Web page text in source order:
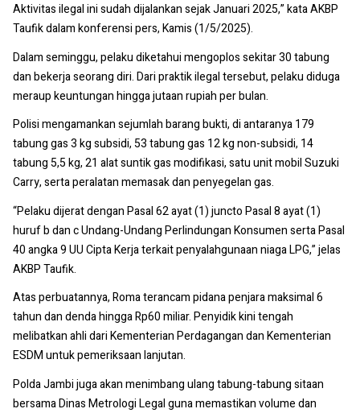
Aktivitas ilegal ini sudah dijalankan sejak Januari 2025,” kata AKBP
Taufik dalam konferensi pers, Kamis (1/5/2025).
Dalam seminggu, pelaku diketahui mengoplos sekitar 30 tabung
dan bekerja seorang diri. Dari praktik ilegal tersebut, pelaku diduga
meraup keuntungan hingga jutaan rupiah per bulan.
Polisi mengamankan sejumlah barang bukti, di antaranya 179
tabung gas 3 kg subsidi, 53 tabung gas 12 kg non-subsidi, 14
tabung 5,5 kg, 21 alat suntik gas modifikasi, satu unit mobil Suzuki
Carry, serta peralatan memasak dan penyegelan gas.
“Pelaku dijerat dengan Pasal 62 ayat (1) juncto Pasal 8 ayat (1)
huruf b dan c Undang-Undang Perlindungan Konsumen serta Pasal
40 angka 9 UU Cipta Kerja terkait penyalahgunaan niaga LPG,” jelas
AKBP Taufik.
Atas perbuatannya, Roma terancam pidana penjara maksimal 6
tahun dan denda hingga Rp60 miliar. Penyidik kini tengah
melibatkan ahli dari Kementerian Perdagangan dan Kementerian
ESDM untuk pemeriksaan lanjutan.
Polda Jambi juga akan menimbang ulang tabung-tabung sitaan
bersama Dinas Metrologi Legal guna memastikan volume dan